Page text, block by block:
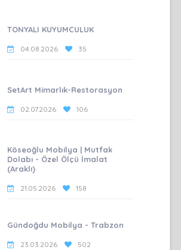
TONYALI KUYUMCULUK
04.08.2026 35
SetArt Mimarlık-Restorasyon
02.07.2026 106
Köseoğlu Mobilya | Mutfak
Dolabı - Özel Ölçü İmalat
(Araklı)
21.05.2026 158
Gündoğdu Mobilya - Trabzon
23.03.2026 502